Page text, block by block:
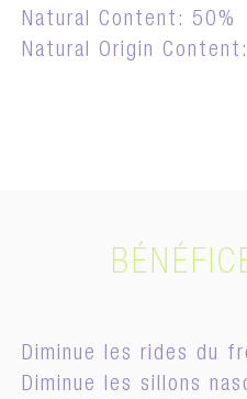
Natural Content: 50%
Natural Origin
Diminue les rides du
Diminue les sillons